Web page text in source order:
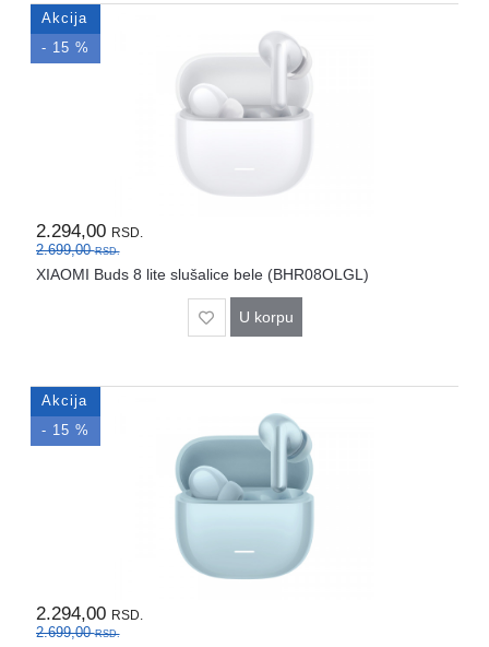
Akcija
- 15 %
2.294,00 RSD.
2.699,00RSD.
XIAOMI Buds 8 lite slušalice bele (BHR08OLGL)
U korpu
Akcija
- 15 %
2.294,00 RSD.
2.699,00RSD.